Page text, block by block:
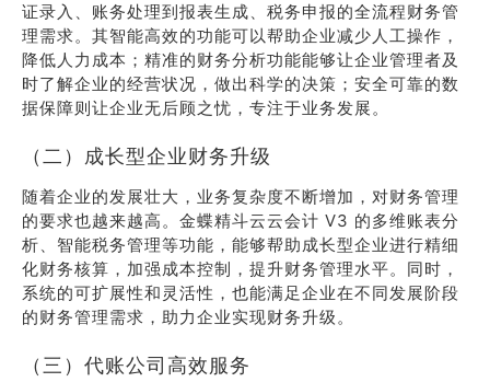
证录入、账务处理到报表生成、税务申报的全流程财务管
理需求。其智能高效的功能可以帮助企业减少人工操作，
降低人力成本；精准的财务分析功能能够让企业管理者及
时了解企业的经营状况，做出科学的决策；安全可靠的数
据保障则让企业无后顾之忧，专注于业务发展。
（二）成长型企业财务升级
随着企业的发展壮大，业务复杂度不断增加，对财务管理
的要求也越来越高。金蝶精斗云云会计 V3 的多维账表分
析、智能税务管理等功能，能够帮助成长型企业进行精细
化财务核算，加强成本控制，提升财务管理水平。同时，
系统的可扩展性和灵活性，也能满足企业在不同发展阶段
的财务管理需求，助力企业实现财务升级。
（三）代账公司高效服务